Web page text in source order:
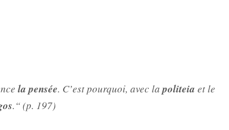
la pensée. C’est pourquoi, avec la politeia et le
.“ (p. 197)